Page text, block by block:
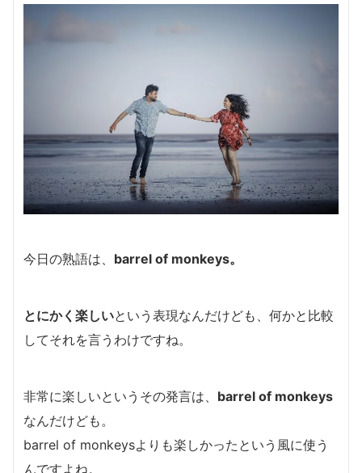
今日の熟語は、 barrel of monkeys。
とにかく楽しいという表現なんだけども、何かと比較
してそれを言うわけですね。
非常に楽しいというその発言は、 barrel of monkeys
なんだけども。
barrel of monkeysよりも楽しかったという風に使う
んですよね。